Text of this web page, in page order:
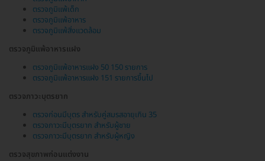
ตรวจภูมิแพ้เด็ก
ตรวจภูมิแพ้อาหาร
ตรวจภูมิแพ้สิ่งแวดล้อม
ตรวจภูมิแพ้อาหารแฝง
ตรวจภูมิแพ้อาหารแฝง 50 150 รายการ
ตรวจภูมิแพ้อาหารแฝง 151 รายการขึ้นไป
ตรวจภาวะบุตรยาก
ตรวจก่อนมีบุตร สำหรับคู่สมรสอายุเกิน 35
ตรวจภาวะมีบุตรยาก สำหรับผู้ชาย
ตรวจภาวะมีบุตรยาก สำหรับผู้หญิง
ตรวจสุขภาพก่อนแต่งงาน